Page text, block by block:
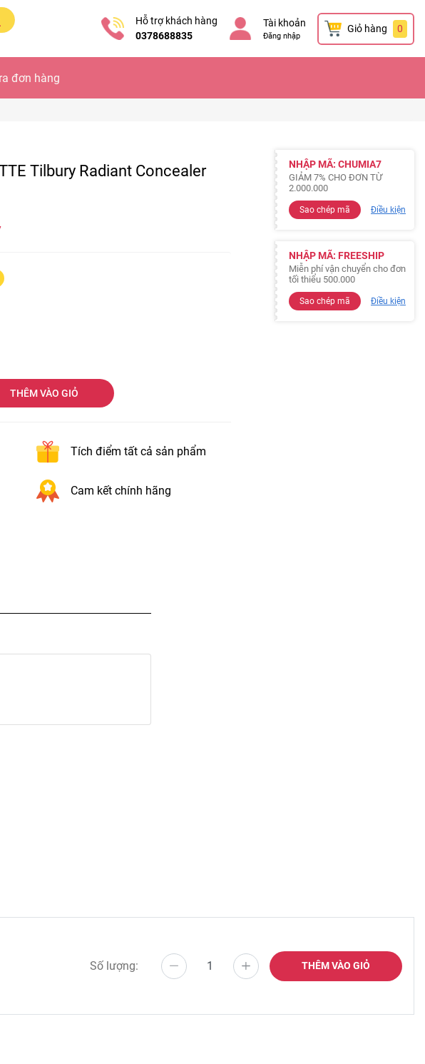
Hỗ trợ khách hàng
0378688835
Tài khoản
Đăng nhập
Giỏ hàng 0
đơn hàng
Tilbury Radiant Concealer
THÊM VÀO GIỎ
Tích điểm tất cả sản phẩm
Cam kết chính hãng
NHẬP MÃ: CHUMIA7
GIẢM 7% CHO ĐƠN TỪ
2.000.000
Sao chép mã Điều kiện
NHẬP MÃ: FREESHIP
Miễn phí vận chuyển cho đơn
tối thiểu 500.000
Sao chép mã Điều kiện
Số lượng: THÊM VÀO GIỎ